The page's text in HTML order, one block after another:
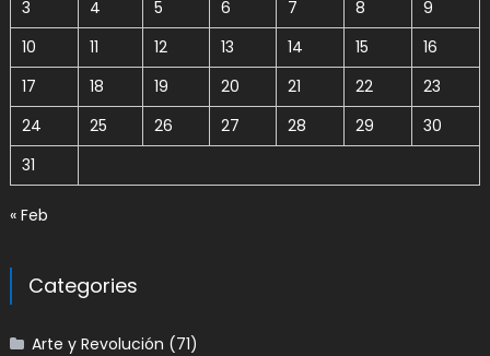
3
4 5 6 7 8
9
10
11 12 13 14 15
16
17
18 19 20 21 22
23
24
25 26 27 28 29
30
31
« Feb
Categories
Arte y Revolución (71)